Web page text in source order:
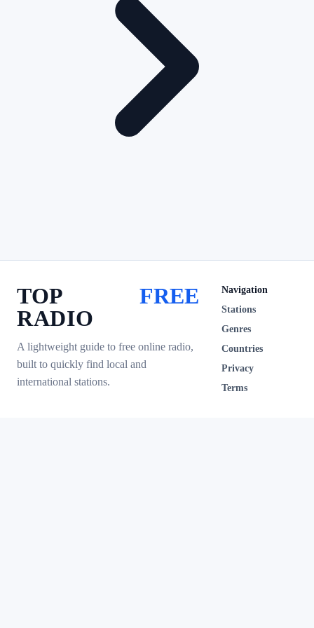
TOP
RADIO
FREE
A lightweight guide to free online radio,
built to quickly find local and
international stations.
Navigation
Stations
Genres
Countries
Privacy
Terms